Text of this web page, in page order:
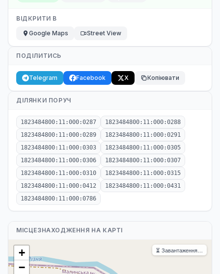
ВІДКРИТИ В
Google Maps
Street View
ПОДІЛИТИСЬ
Telegram Facebook X Копіювати
ДІЛЯНКИ ПОРУЧ
1823484800:11:000:0287
1823484800:11:000:0288
1823484800:11:000:0289
1823484800:11:000:0291
1823484800:11:000:0303
1823484800:11:000:0305
1823484800:11:000:0306
1823484800:11:000:0307
1823484800:11:000:0310
1823484800:11:000:0315
1823484800:11:000:0412
1823484800:11:000:0431
1823484800:11:000:0786
МІСЦЕЗНАХОДЖЕННЯ НА КАРТІ
+
−
⏳ Завантаження…